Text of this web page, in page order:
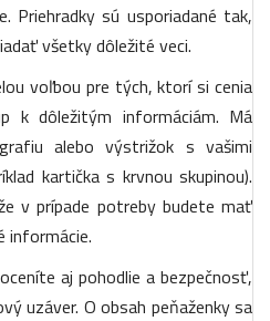
Priehradky sú usporiadané tak,
všetky dôležité veci.
voľbou pre tých, ktorí si cenia
k dôležitým informáciám. Má
alebo výstrižok s vašimi
kartička s krvnou skupinou).
v prípade potreby budete mať
informácie.
aj pohodlie a bezpečnosť,
uzáver. O obsah peňaženky sa